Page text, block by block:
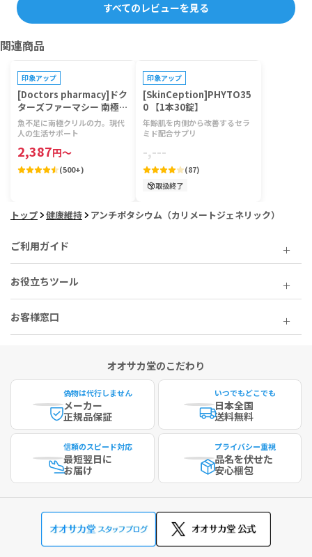
すべてのレビューを見る
関連商品
印象アップ
[Doctors pharmacy]ドク
ターズファーマシー 南極ク
リルビタミン 【1袋120
粒】
魚不足に南極クリルの力。現代
人の生活サポート
2,387円～
(500+)
印象アップ
[SkinCeption]PHYTO35
0 【1本30錠】
年齢肌を内側から改善するセラ
ミド配合サプリ
-,---
(87)
取扱終了
トップ 健康維持 アンチポタシウム（カリメートジェネリック）
ご利用ガイド
お役立ちツール
お客様窓口
オオサカ堂のこだわり
偽物は代行しません
メーカー
正規品保証
いつでもどこでも
日本全国
送料無料
信頼のスピード対応
最短翌日に
お届け
プライバシー重視
品名を伏せた
安心梱包